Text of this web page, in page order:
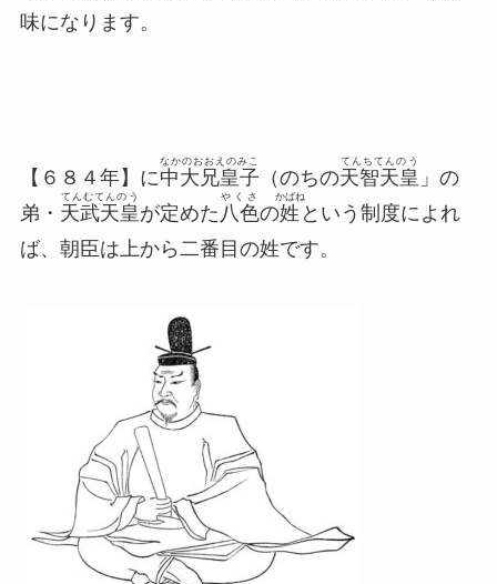
味になります。
【６８４年】に中大兄皇子
なかのおおえのみこ
（のちの天智天皇
てんちてんのう
」の
弟・ 天武天皇
てんむてんのう
が定めた 八色
やくさ
の姓
かばね
という制度によれ
ば、朝臣は上から二番目の姓です。